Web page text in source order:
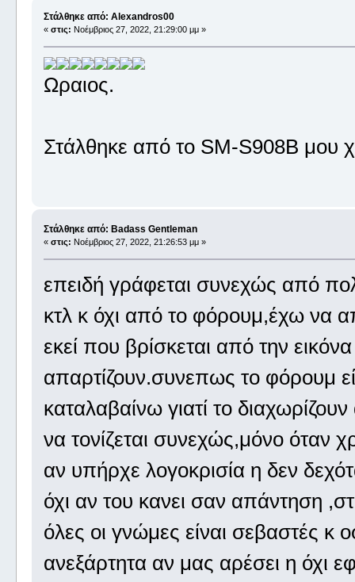
Στάλθηκε από: Alexandros00
« στις: Νοέμβριος 27, 2022, 21:29:00 μμ »
Ωραιος.
Στάλθηκε από το SM-S908B μου
Στάλθηκε από: Badass Gentleman
« στις: Νοέμβριος 27, 2022, 21:26:53 μμ »
επειδή γράφεται συνεχώς από
κτλ κ όχι από το φόρουμ,έχω να
εκεί που βρίσκεται από την
απαρτίζουν.συνεπως το φόρουμ
καταλαβαίνω γιατί το
να τονίζεται συνεχώς,μόνο όταν
αν υπήρχε λογοκρισία η δεν
όχι αν του κανει σαν απάντηση
όλες οι γνώμες είναι σεβαστές κ
ανεξάρτητα αν μας αρέσει η όχι